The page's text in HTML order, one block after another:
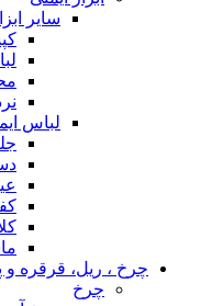
سایر
لباس
چرخ ، ریل، قرقره و
چرخ